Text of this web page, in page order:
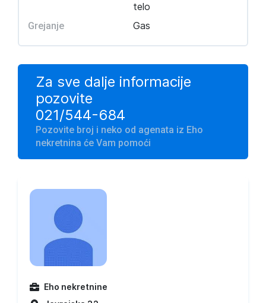
telo
Grejanje Gas
Za sve dalje informacije
pozovite
021/544-684
Pozovite broj i neko od agenata iz Eho
nekretnina će Vam pomoći
Eho nekretnine